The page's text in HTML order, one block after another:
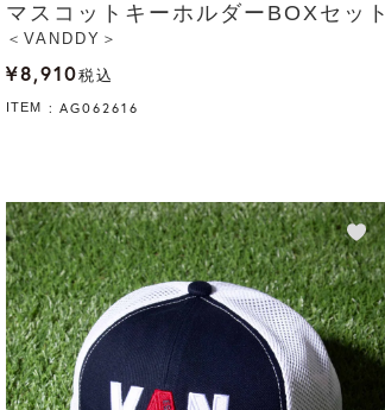
マスコットキーホルダーBOXセット
＜VANDDY＞
¥8,910税込
ITEM AG062616